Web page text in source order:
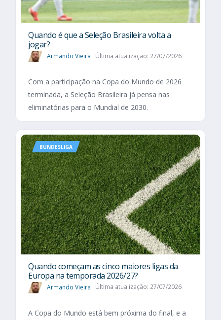
Quando é que a Seleção Brasileira volta a
jogar?
Armando Vieira Última atualização: 27/07/2026
Com a participação na Copa do Mundo de 2026
terminada, a Seleção Brasileira já pensa nas
eliminatórias para o Mundial de 2030.
BUNDESLIGA
Quando começam as cinco maiores ligas da
Europa na temporada 2026/27?
Armando Vieira Última atualização: 27/07/2026
A Copa do Mundo está bem próxima do final, e a